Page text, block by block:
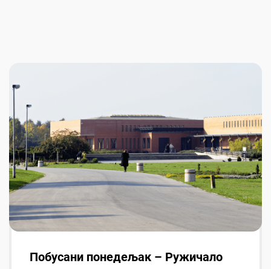
Побусани понедељак – Ружичало